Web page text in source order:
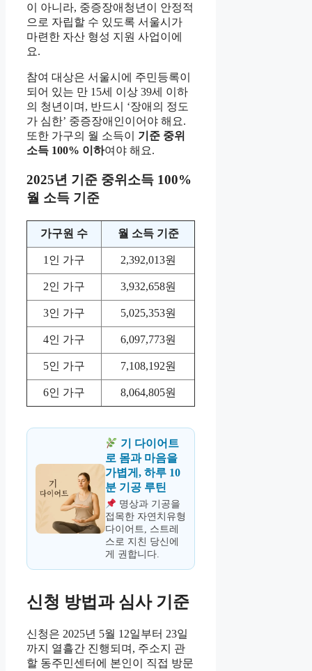
이 아니라, 중증장애청년이 안정적
으로 자립할 수 있도록 서울시가
마련한 자산 형성 지원 사업이에
요.
참여 대상은 서울시에 주민등록이
되어 있는 만 15세 이상 39세 이하
의 청년이며, 반드시 ‘장애의 정도
가 심한’ 중증장애인이어야 해요.
또한 가구의 월 소득이 기준 중위
소득 100% 이하여야 해요.
2025년 기준 중위소득 100%
월 소득 기준
가구원 수 월 소득 기준
1인 가구 2,392,013원
2인 가구 3,932,658원
3인 가구 5,025,353원
4인 가구 6,097,773원
5인 가구 7,108,192원
6인 가구 8,064,805원
기 다이어트
로 몸과 마음을
가볍게, 하루 10
분 기공 루틴
명상과 기공을
접목한 자연치유형
다이어트, 스트레
스로 지친 당신에
게 권합니다.
신청 방법과 심사 기준
신청은 2025년 5월 12일부터 23일
까지 열흘간 진행되며, 주소지 관
할 동주민센터에 본인이 직접 방문